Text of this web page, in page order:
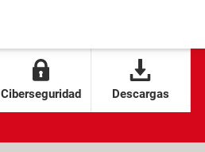
Ciberseguridad Descargas